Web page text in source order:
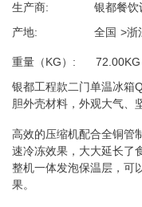
生产商
银都餐饮
产地
全国 浙
重量（KG）
72.00KG
银都工程款二门单温冰箱
胆外壳材料，外观大气、
高效的压缩机配合全铜管
速冷冻效果，大大延长了
整机一体发泡保温层，可
果。